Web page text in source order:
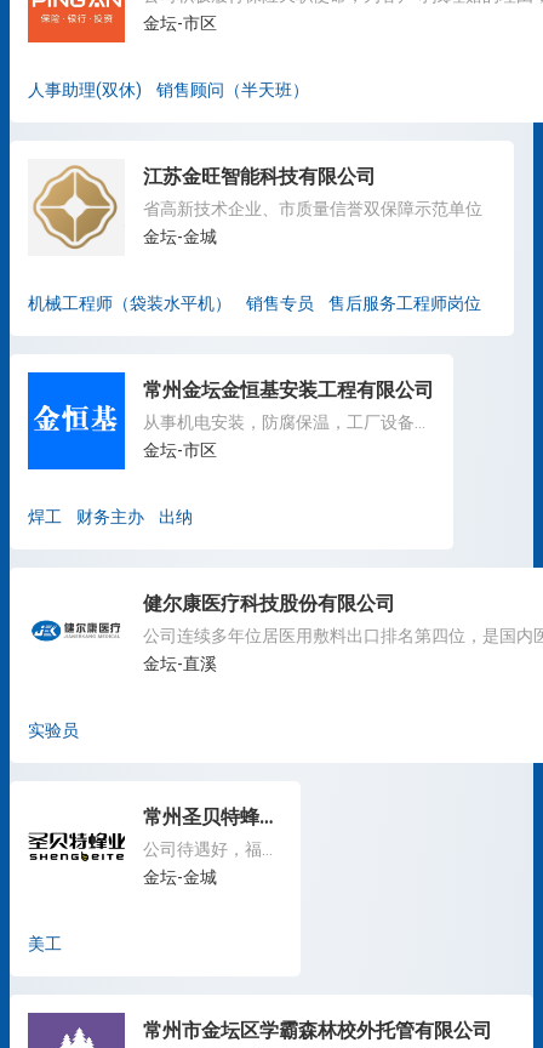
金坛-市区
人事助理(双休) 销售顾问（半天班）
江苏金旺智能科技有限公司
省高新技术企业、市质量信誉双保障示范单位
金坛-金城
机械工程师（袋装水平机） 销售专员 售后服务工程师岗位
常州金坛金恒基安装工程有限公司
金坛-市区
焊工 财务主办 出纳
健尔康医疗科技股份有限公司
金坛-直溪
实验员
常州圣贝特蜂产品有限公司
金坛-金城
美工
常州市金坛区学霸森林校外托管有限公司